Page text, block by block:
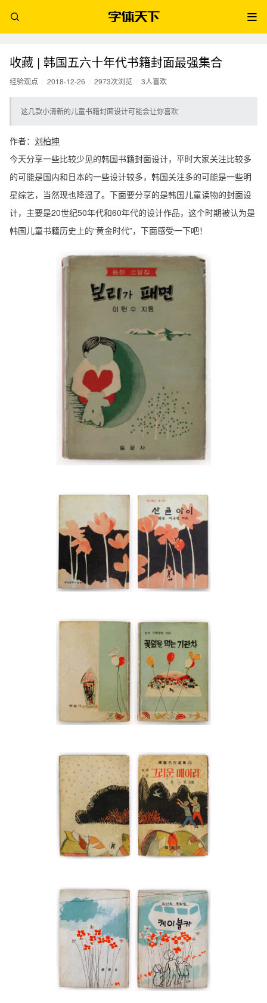
收藏 | 韩国五六十年代书籍封面最强集合
经验观点 2018-12-26 2973次浏览 3人喜欢
这几款小清新的儿童书籍封面设计可能会让你喜欢
作者： 刘柏坤
今天分享一些比较少见的韩国书籍封面设计，平时大家关注比较多
的可能是国内和日本的一些设计较多，韩国关注多的可能是一些明
星综艺，当然现也降温了。下面要分享的是韩国儿童读物的封面设
计，主要是20世纪50年代和60年代的设计作品，这个时期被认为是
韩国儿童书籍历史上的“黄金时代”，下面感受一下吧！